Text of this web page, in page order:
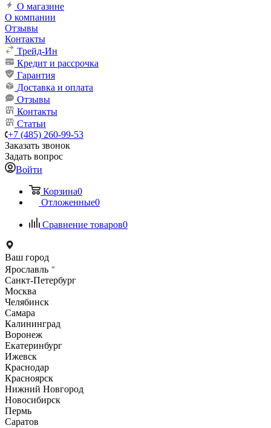
О магазине
О компании
Отзывы
Контакты
Трейд-Ин
Кредит и рассрочка
Гарантия
Доставка и оплата
Отзывы
Контакты
Статьи
+7 (485) 260-99-53
Заказать звонок
Задать вопрос
Войти
Корзина0
Отложенные0
Сравнение товаров0
Ваш город
Ярославль
Санкт-Петербург
Москва
Челябинск
Самара
Калининград
Воронеж
Екатеринбург
Ижевск
Краснодар
Красноярск
Нижний Новгород
Новосибирск
Пермь
Саратов